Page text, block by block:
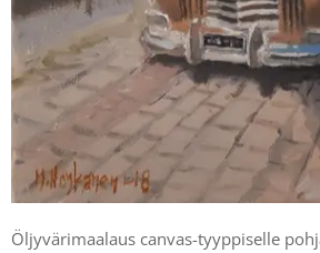
Öljyvärimaalaus canvas-tyyppiselle